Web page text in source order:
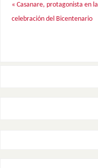
« Casanare, protagonista en la
celebración del Bicentenario